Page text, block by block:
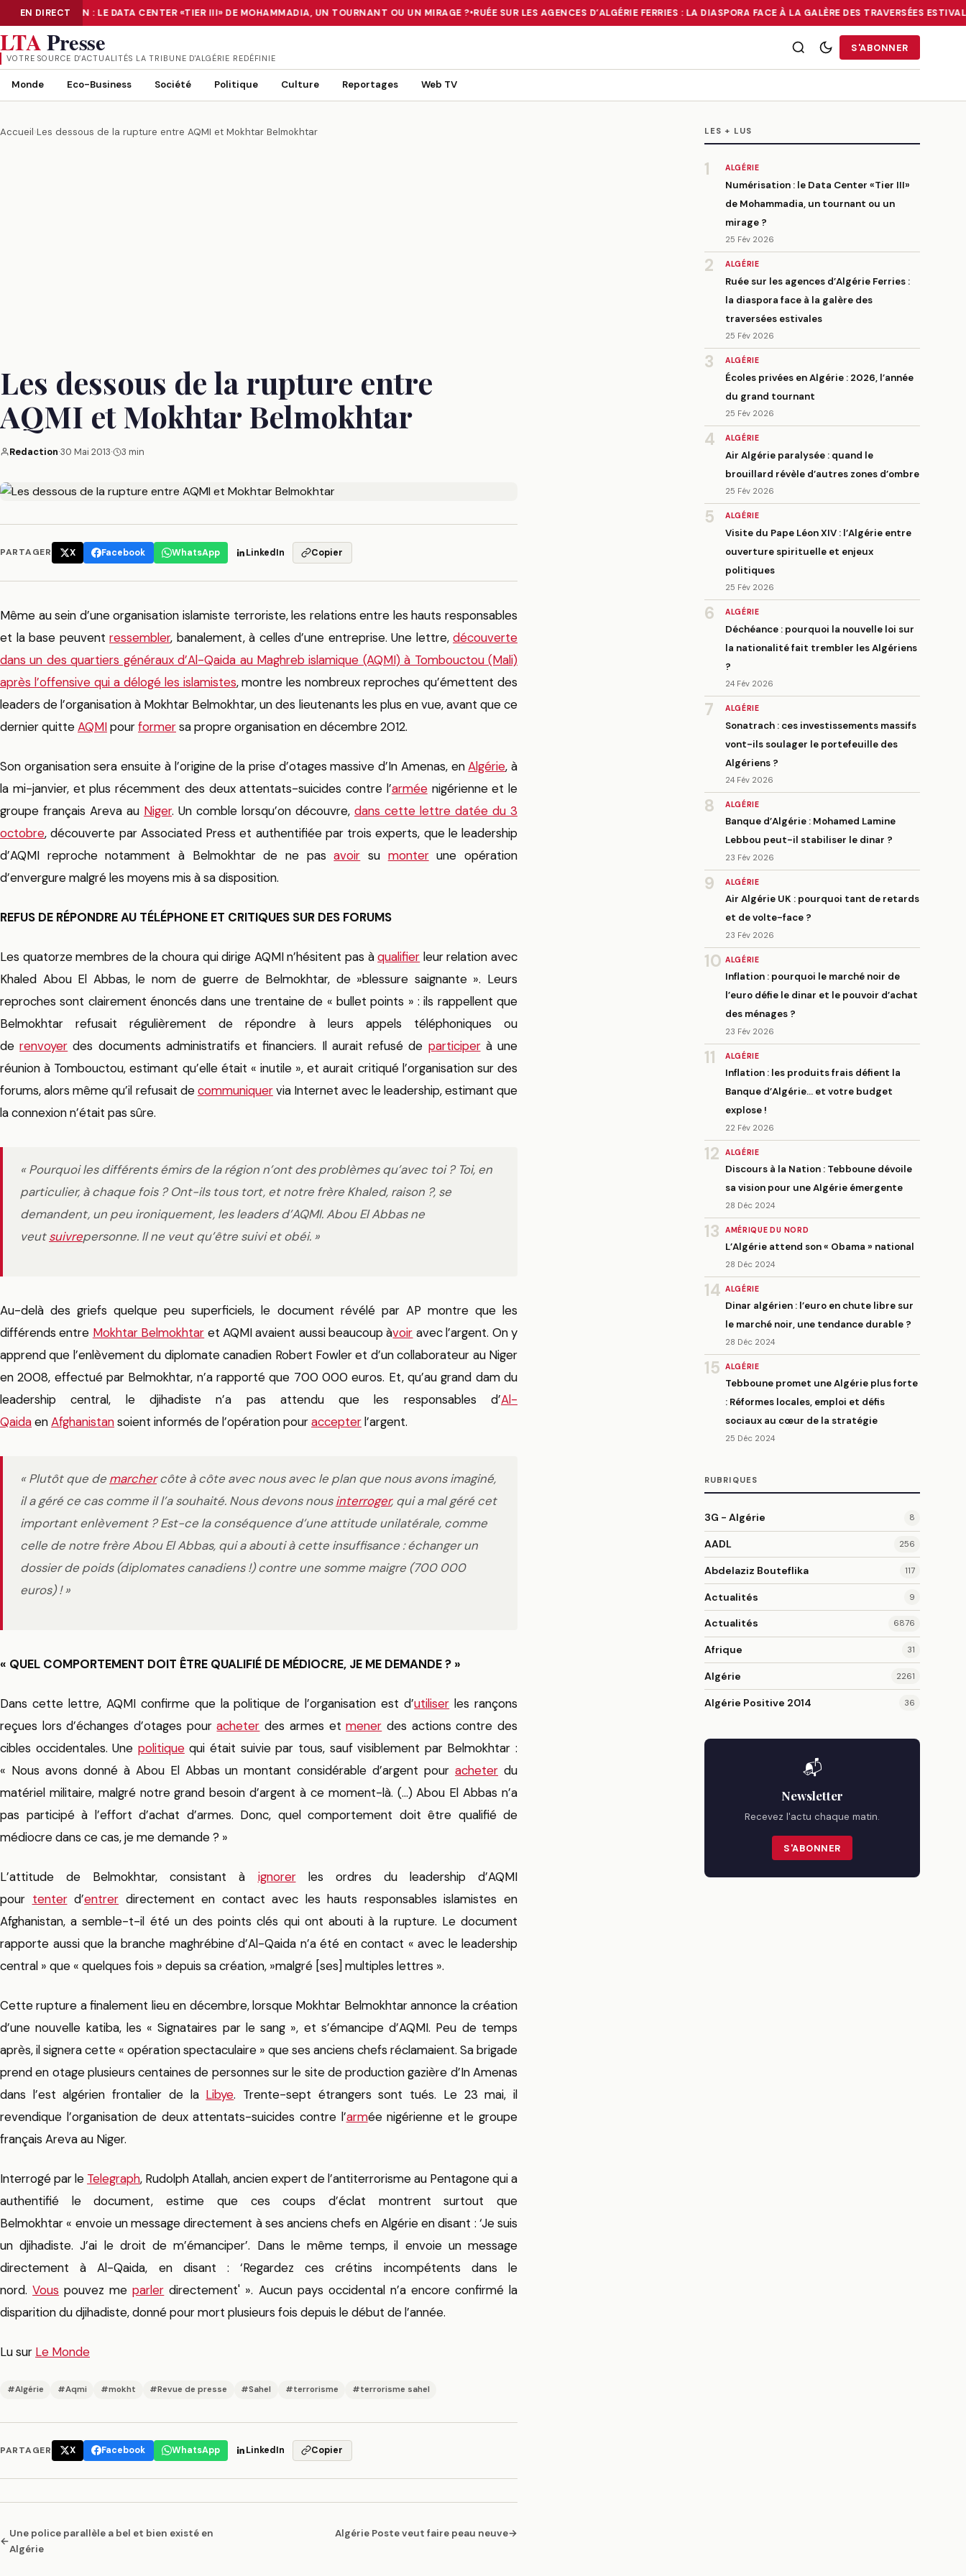
EN DIRECT
NUMÉRISATION : LE DATA CENTER «TIER III» DE MOHAMMADIA, UN TOURNANT OU UN MIRAGE ? •RUÉE SUR LES AGENCES D’ALGÉRIE FERRIES : LA DIASPORA FACE À LA GALÈRE DES TRAVERSÉES
NUMÉRISATION : LE DATA CENTER «TIER III» DE MOHAMMADIA, UN TOURNANT OU UN MIRAGE ?• RUÉE SUR LES AGENCES D’ALGÉRIE FERRIES : LA DIASPORA FACE À LA GALÈRE DES TRAVERSÉES
LTAPresse
VOTRE SOURCE D’ACTUALITÉS LA TRIBUNE D'ALGÉRIE REDÉFINIE
S'ABONNER
Monde Eco-Business Société Politique Culture Reportages Web TV
Accueil›Les dessous de la rupture entre AQMI et Mokhtar Belmokhtar
Les dessous de la rupture entre
AQMI et Mokhtar Belmokhtar
Redaction·30 Mai 2013· 3 min
PARTAGER X Facebook WhatsApp LinkedIn Copier
Même au sein d’une organisation islamiste terroriste, les relations entre les hauts responsables
et la base peuvent ressembler, banalement, à celles d’une entreprise. Une lettre, découverte
dans un des quartiers généraux d’Al-Qaida au Maghreb islamique (AQMI) à Tombouctou (Mali)
après l’offensive qui a délogé les islamistes, montre les nombreux reproches qu’émettent des
leaders de l’organisation à Mokhtar Belmokhtar, un des lieutenants les plus en vue, avant que ce
dernier quitteAQMIpourformersa propre organisation en décembre 2012.
Son organisation sera ensuite à l’origine de la prise d’otages massive d’In Amenas, enAlgérie, à
la mi-janvier, et plus récemment des deux attentats-suicides contre l’arméenigérienne et le
groupe français Areva au Niger. Un comble lorsqu’on découvre, dans cette lettre datée du 3
octobre, découverte par Associated Press et authentifiée par trois experts, que le leadership
d’AQMI reproche notamment à Belmokhtar de ne pasavoir su monterune opération
d’envergure malgré les moyens mis à sa disposition.
REFUS DE RÉPONDRE AU TÉLÉPHONE ET CRITIQUES SUR DES FORUMS
Les quatorze membres de la choura qui dirige AQMI n’hésitent pas àqualifier leur relation avec
Khaled Abou El Abbas, le nom de guerre de Belmokhtar, de »blessure saignante ». Leurs
reproches sont clairement énoncés dans une trentaine de « bullet points » : ils rappellent que
Belmokhtar refusait régulièrement de répondre à leurs appels téléphoniques ou
derenvoyer des documents administratifs et financiers. Il aurait refusé de participerà une
réunion à Tombouctou, estimant qu’elle était « inutile », et aurait critiqué l’organisation sur des
forums, alors même qu’il refusait decommuniquervia Internet avec le leadership, estimant que
la connexion n’était pas sûre.
« Pourquoi les différents émirs de la région n’ont des problèmes qu’avec toi ? Toi, en
particulier, à chaque fois ? Ont-ils tous tort, et notre frère Khaled, raison ?, se
demandent, un peu ironiquement, les leaders d’AQMI. Abou El Abbas ne
veutsuivrepersonne. Il ne veut qu’être suivi et obéi. »
Au-delà des griefs quelque peu superficiels, le document révélé par AP montre que les
différends entre Mokhtar Belmokhtar et AQMI avaient aussi beaucoup àvoir avec l’argent. On y
apprend que l’enlèvement du diplomate canadien Robert Fowler et d’un collaborateur au Niger
en 2008, effectué par Belmokhtar, n’a rapporté que 700 000 euros. Et, qu’au grand dam du
leadership central, le djihadiste n’a pas attendu que les responsables d’Al-
QaidaenAfghanistansoient informés de l’opération pouraccepterl’argent.
« Plutôt que de marchercôte à côte avec nous avec le plan que nous avons imaginé,
il a géré ce cas comme il l’a souhaité. Nous devons nousinterroger, qui a mal géré cet
important enlèvement ? Est-ce la conséquence d’une attitude unilatérale, comme
celle de notre frère Abou El Abbas, qui a abouti à cette insuffisance : échanger un
dossier de poids (diplomates canadiens !) contre une somme maigre (700 000
euros) ! »
« QUEL COMPORTEMENT DOIT ÊTRE QUALIFIÉ DE MÉDIOCRE, JE ME DEMANDE ? »
Dans cette lettre, AQMI confirme que la politique de l’organisation est d’utiliser les rançons
reçues lors d’échanges d’otages pouracheter des armes etmener des actions contre des
cibles occidentales. Une politiquequi était suivie par tous, sauf visiblement par Belmokhtar :
« Nous avons donné à Abou El Abbas un montant considérable d’argent pouracheter du
matériel militaire, malgré notre grand besoin d’argent à ce moment-là. (…) Abou El Abbas n’a
pas participé à l’effort d’achat d’armes. Donc, quel comportement doit être qualifié de
médiocre dans ce cas, je me demande ? »
L’attitude de Belmokhtar, consistant à ignorerles ordres du leadership d’AQMI
pour tenterd’entrer directement en contact avec les hauts responsables islamistes en
Afghanistan, a semble-t-il été un des points clés qui ont abouti à la rupture. Le document
rapporte aussi que la branche maghrébine d’Al-Qaida n’a été en contact « avec le leadership
central » que « quelques fois » depuis sa création, »malgré [ses] multiples lettres ».
Cette rupture a finalement lieu en décembre, lorsque Mokhtar Belmokhtar annonce la création
d’une nouvelle katiba, les « Signataires par le sang », et s’émancipe d’AQMI. Peu de temps
après, il signera cette « opération spectaculaire » que ses anciens chefs réclamaient. Sa brigade
prend en otage plusieurs centaines de personnes sur le site de production gazière d’In Amenas
dans l’est algérien frontalier de la Libye. Trente-sept étrangers sont tués. Le 23 mai, il
revendique l’organisation de deux attentats-suicides contre l’armée nigérienne et le groupe
français Areva au Niger.
Interrogé par le Telegraph, Rudolph Atallah, ancien expert de l’antiterrorisme au Pentagone qui a
authentifié le document, estime que ces coups d’éclat montrent surtout que
Belmokhtar « envoie un message directement à ses anciens chefs en Algérie en disant : ‘Je suis
un djihadiste. J’ai le droit de m’émanciper’. Dans le même temps, il envoie un message
directement à Al-Qaida, en disant : ‘Regardez ces crétins incompétents dans le
nord.Vous pouvez meparler directement' ». Aucun pays occidental n’a encore confirmé la
disparition du djihadiste, donné pour mort plusieurs fois depuis le début de l’année.
Lu sur Le Monde
#Algérie #Aqmi #mokht #Revue de presse #Sahel #terrorisme #terrorisme sahel
PARTAGER X Facebook WhatsApp LinkedIn Copier
←
Une police parallèle a bel et bien existé en
Algérie
Algérie Poste veut faire peau neuve→
LES + LUS
1 ALGÉRIE
Numérisation : le Data Center «Tier III»
de Mohammadia, un tournant ou un
mirage ?
25 Fév 2026
2 ALGÉRIE
Ruée sur les agences d’Algérie Ferries :
la diaspora face à la galère des
traversées estivales
25 Fév 2026
3 ALGÉRIE
Écoles privées en Algérie : 2026, l’année
du grand tournant
25 Fév 2026
4 ALGÉRIE
Air Algérie paralysée : quand le
brouillard révèle d’autres zones d’ombre
25 Fév 2026
5 ALGÉRIE
Visite du Pape Léon XIV : l’Algérie entre
ouverture spirituelle et enjeux
politiques
25 Fév 2026
6 ALGÉRIE
Déchéance : pourquoi la nouvelle loi sur
la nationalité fait trembler les Algériens
?
24 Fév 2026
7 ALGÉRIE
Sonatrach : ces investissements massifs
vont-ils soulager le portefeuille des
Algériens ?
24 Fév 2026
8 ALGÉRIE
Banque d’Algérie : Mohamed Lamine
Lebbou peut-il stabiliser le dinar ?
23 Fév 2026
9 ALGÉRIE
Air Algérie UK : pourquoi tant de retards
et de volte-face ?
23 Fév 2026
10 ALGÉRIE
Inflation : pourquoi le marché noir de
l’euro défie le dinar et le pouvoir d’achat
des ménages ?
23 Fév 2026
11 ALGÉRIE
Inflation : les produits frais défient la
Banque d’Algérie… et votre budget
explose !
22 Fév 2026
12 ALGÉRIE
Discours à la Nation : Tebboune dévoile
sa vision pour une Algérie émergente
28 Déc 2024
13 AMÉRIQUE DU NORD
L’Algérie attend son « Obama » national
28 Déc 2024
14 ALGÉRIE
Dinar algérien : l’euro en chute libre sur
le marché noir, une tendance durable ?
28 Déc 2024
15 ALGÉRIE
Tebboune promet une Algérie plus forte
: Réformes locales, emploi et défis
sociaux au cœur de la stratégie
25 Déc 2024
RUBRIQUES
3G - Algérie 8
AADL 256
Abdelaziz Bouteflika 117
Actualités 9
Actualités 6876
Afrique 31
Algérie 2261
Algérie Positive 2014 36
📬
Newsletter
Recevez l'actu chaque matin.
S'ABONNER